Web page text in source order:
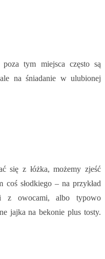
tym miejsca często są
na śniadanie w ulubionej
się z łóżka, możemy zjeść
coś słodkiego – na przykład
z owocami, albo typowo
jajka na bekonie plus tosty.